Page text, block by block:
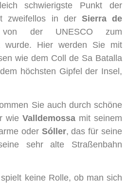
schwierigste Punkt der
zweifellos in der Sierra de
der UNESCO zum
wurde. Hier werden Sie mit
wie dem Coll de Sa Batalla
höchsten Gipfel der Insel,
Sie auch durch schöne
wie Valldemossa mit seinem
oder Sóller, das für seine
sehr alte Straßenbahn
keine Rolle, ob man sich